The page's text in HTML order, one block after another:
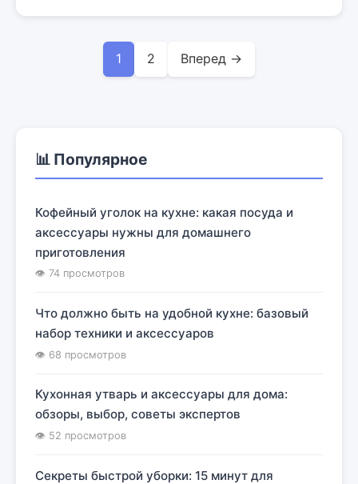
1 2 Вперед →
📊 Популярное
Кофейный уголок на кухне: какая посуда и
аксессуары нужны для домашнего
приготовления
👁 74 просмотров
Что должно быть на удобной кухне: базовый
набор техники и аксессуаров
👁 68 просмотров
Кухонная утварь и аксессуары для дома:
обзоры, выбор, советы экспертов
👁 52 просмотров
Секреты быстрой уборки: 15 минут для